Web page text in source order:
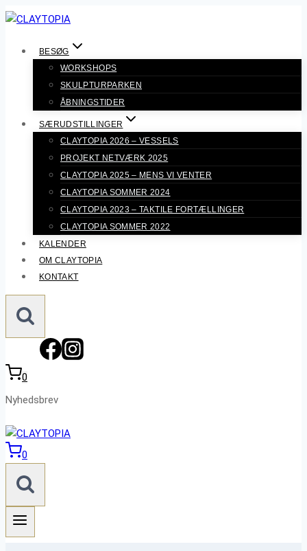
Fortsæt
BESØG
WORKSHOPS
SKULPTURPARKEN
ÅBNINGSTIDER
SÆRUDSTILLINGER
CLAYTOPIA 2026 – VESSELS
PROJEKT NETVÆRK 2025
CLAYTOPIA 2025 – MENS VI VENTER
CLAYTOPIA SOMMER 2024
CLAYTOPIA 2023 – TAKTILE FORTÆLLINGER
CLAYTOPIA SOMMER 2022
KALENDER
OM CLAYTOPIA
KONTAKT
0
Nyhedsbrev
0